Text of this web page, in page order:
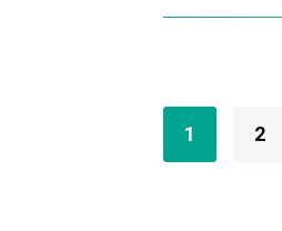
1 2